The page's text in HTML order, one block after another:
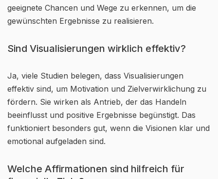
geeignete Chancen und Wege zu erkennen, um die
gewünschten Ergebnisse zu realisieren.
Sind Visualisierungen wirklich effektiv?
Ja, viele Studien belegen, dass Visualisierungen
effektiv sind, um Motivation und Zielverwirklichung zu
fördern. Sie wirken als Antrieb, der das Handeln
beeinflusst und positive Ergebnisse begünstigt. Das
funktioniert besonders gut, wenn die Visionen klar und
emotional aufgeladen sind.
Welche Affirmationen sind hilfreich für